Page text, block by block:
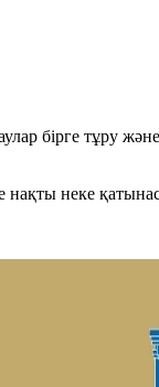
бірге тұру
неке